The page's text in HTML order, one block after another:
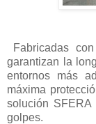
Fabricadas
garantizan la
entornos más
máxima
solución SFERA
golpes.